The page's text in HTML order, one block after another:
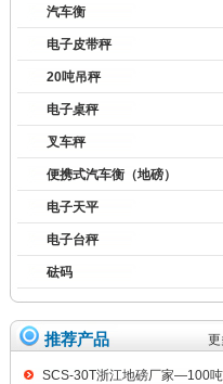
汽车衡
电子皮带秤
20吨吊秤
电子桌秤
叉车秤
便携式汽车衡（地磅）
电子天平
电子台秤
砝码
推荐产品 更